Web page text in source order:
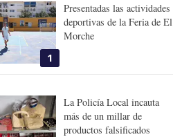
1
Presentadas las actividades
deportivas de la Feria de El
Morche
La Policía Local incauta
más de un millar de
productos falsificados